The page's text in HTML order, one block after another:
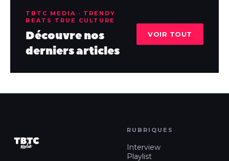
TBTC MEDIA · TRENDY
BEATS TRUE CULTURE
Découvre nos
derniers articles
VOIR TOUT
RUBRIQUES
Interview
Playlist